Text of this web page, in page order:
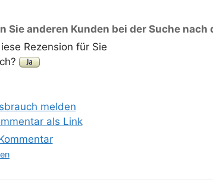
Sie anderen Kunden bei der Suche
Rezension für Sie
melden
als Link